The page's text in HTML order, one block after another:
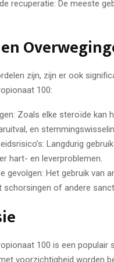
recuperatie: De meeste
en
zijn, zijn er ook
100:
Zoals elke steroïde kan
en
Langdurig
hart- en leverproblemen.
gevolgen: Het gebruik van
schorsingen of andere
100 is een populair
voorzichtigheid worden